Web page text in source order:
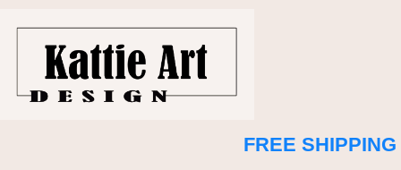
FREE